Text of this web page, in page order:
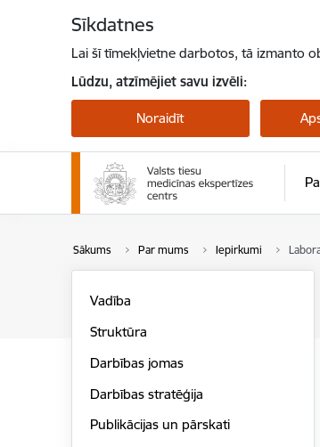
Sīkdatnes
Lai šī tīmekļvietne darbotos, tā izmanto
Lūdzu, atzīmējiet savu izvēli:
Noraidīt
Sākums Par mums Iepirkumi
Vadība
Struktūra
Darbības jomas
Darbības stratēģija
Publikācijas un pārskati